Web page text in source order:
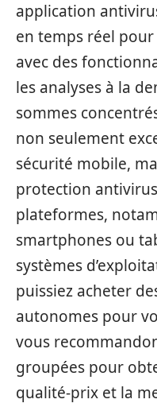
application
en temps réel
avec des
les analyses à la
sommes
non seulement
sécurité mobile,
protection
plateformes,
smartphones ou
systèmes
puissiez acheter
autonomes pour
vous
groupées pour
qualité-prix et la